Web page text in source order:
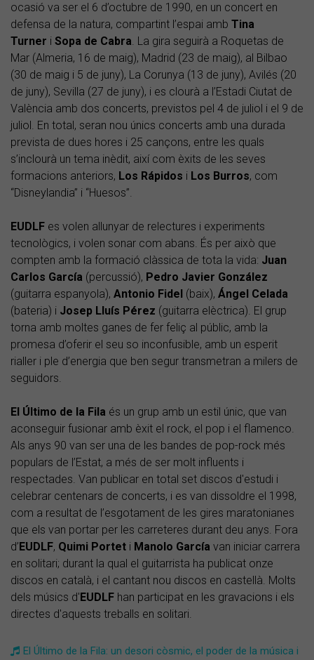
ocasió va ser el 6 d’octubre de 1990, en un concert en
defensa de la natura, compartint l’espai amb Tina
Turner i Sopa de Cabra. La gira seguirà a Roquetas de
Mar (Almeria, 16 de maig), Madrid (23 de maig), al Bilbao
(30 de maig i 5 de juny), La Corunya (13 de juny), Avilés (20
de juny), Sevilla (27 de juny), i es clourà a l’Estadi Ciutat de
València amb dos concerts, previstos pel 4 de juliol i el 9 de
juliol. En total, seran nou únics concerts amb una durada
prevista de dues hores i 25 cançons, entre les quals
s’inclourà un tema inèdit, així com èxits de les seves
formacions anteriors, Los Rápidos i Los Burros, com
“Disneylandia” i “Huesos”.
EUDLF es volen allunyar de relectures i experiments
tecnològics, i volen sonar com abans. És per això que
compten amb la formació clàssica de tota la vida: Juan
Carlos García (percussió), Pedro Javier González
(guitarra espanyola), Antonio Fidel (baix), Ángel Celada
(bateria) i Josep Lluís Pérez (guitarra elèctrica). El grup
torna amb moltes ganes de fer feliç al públic, amb la
promesa d’oferir el seu so inconfusible, amb un esperit
rialler i ple d’energia que ben segur transmetran a milers de
seguidors.
El Último de la Fila és un grup amb un estil únic, que van
aconseguir fusionar amb èxit el rock, el pop i el flamenco.
Als anys 90 van ser una de les bandes de pop-rock més
populars de l’Estat, a més de ser molt influents i
respectades. Van publicar en total set discos d'estudi i
celebrar centenars de concerts, i es van dissoldre el 1998,
com a resultat de l’esgotament de les gires maratonianes
que els van portar per les carreteres durant deu anys. Fora
d’EUDLF, Quimi Portet i Manolo García van iniciar carrera
en solitari; durant la qual el guitarrista ha publicat onze
discos en català, i el cantant nou discos en castellà. Molts
dels músics d'EUDLF han participat en les gravacions i els
directes d'aquests treballs en solitari.
El Último de la Fila: un desori còsmic, el poder de la música i